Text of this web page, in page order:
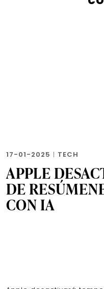
17-01-2025 | TECH
APPLE
DE
CON IA